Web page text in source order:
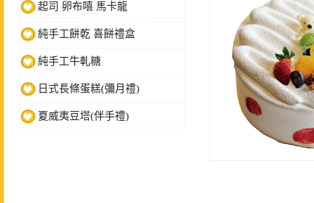
起司 卵布嘻 馬卡龍
純手工餅乾 喜餅禮盒
純手工牛軋糖
日式長條蛋糕(彌月禮)
夏威夷豆塔(伴手禮)